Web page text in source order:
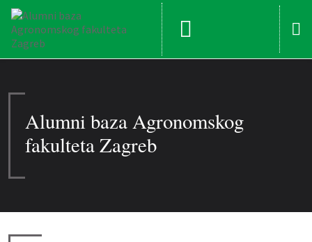
Alumni baza Agronomskog
fakulteta Zagreb